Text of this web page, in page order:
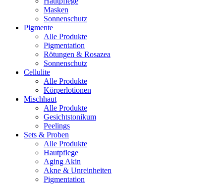
Masken
Sonnenschutz
Pigmente
Alle Produkte
Pigmentation
Rötungen & Rosazea
Sonnenschutz
Cellulite
Alle Produkte
Körperlotionen
Mischhaut
Alle Produkte
Gesichtstonikum
Peelings
Sets & Proben
Alle Produkte
Hautpflege
Aging Akin
Akne & Unreinheiten
Pigmentation